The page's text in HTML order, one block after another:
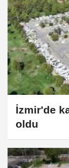
İzmir'de
oldu